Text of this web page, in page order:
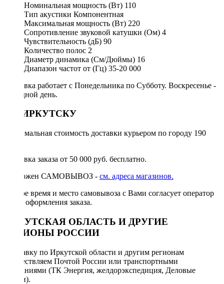
Номинальная мощность (Вт) 110
Тип акустики Компонентная
Максимальная мощность (Вт) 220
Сопротивление звуковой катушки (Ом) 4
Чувствительность (дБ) 90
Количество полос 2
Диаметр динамика (См/Дюймы) 16
Диапазон частот от (Гц) 35-20 000
Доставка работает с Понедельника по Субботу. Воскресенье -
выходной день.
ПО ИРКУТСКУ
Минимальная стоимость доставки курьером по городу 190
Доставка заказа от 50 000 руб. бесплатно.
Возможен САМОВЫВОЗ - см. адреса магазинов.
Точное время и место самовывоза с Вами согласует оператор
после оформления заказа.
ИРКУТСКАЯ ОБЛАСТЬ И ДРУГИЕ
РЕГИОНЫ РОССИИ
Отправку по Иркутской области и другим регионам
осуществляем Почтой России или транспортными
компаниями (ТК Энергия, желдорэкспедиция, Деловые
линии).